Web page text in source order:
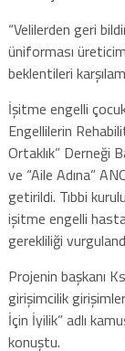
“Velilerden geri
üniforması
beklentileri
İşitme engelli
Engellilerin
Ortaklık” Derneği
ve “Aile Adına”
getirildi. Tıbbi
işitme engelli
gerekliliği
Projenin başkanı
girişimcilik
İçin İyilik” adlı
konuştu.